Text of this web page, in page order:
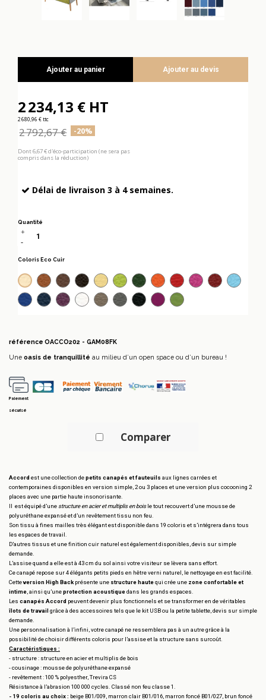
Ajouter au panier Ajouter au devis
2 234,13 € HT
2 680,96 € ttc
2 792,67 € -20%
Dont 6,67 € d'éco-participation (ne sera pas
compris dans la réduction)
Délai de livraison 3 à 4 semaines.
Coloris Eco Cuir
BeigeMarron clair
Marron foncé
Brun foncé
VanillePistacheVert Anglais
Orange
RougeRoseBordeaux
Bleu
Bleu roiBleu foncé
PruneBlancTaupeGris anthracite
Noir Fuschia
Vert
Quantité
référence OACCO202 - GAM08FK
Une oasis de tranquillité au milieu d’un open space ou d’un bureau !
Paiement
sécurisé
Comparer
Accord est une collection depetits canapés et fauteuils aux lignes carrées et
contemporaines disponibles en version simple, 2 ou 3 places et une version plus cocooning 2
places avec une partie haute insonorisante.
Il est équipé d’une structure en acier et multiplis en boisle tout recouvert d’une mousse de
polyuréthane expansé et d’un revêtement tissu non feu.
Son tissu à fines mailles très élégant est disponible dans 19 coloris et s’intégrera dans tous
les espaces de travail.
D’autres tissus et une finition cuir naturel est également disponibles, devis sur simple
demande.
L’assise quand a elle est à 43 cm du sol ainsi votre visiteur se lèvera sans effort.
Ce canapé repose sur 4 élégants petits pieds en hêtre verni naturel, le nettoyage en est facilité.
Cetteversion High Back présente une structure hautequi crée une zone confortable et
intime , ainsi qu’uneprotection acoustiquedans les grands espaces.
Les canapés Accord peuvent devenir plus fonctionnels et se transformer en de véritables
îlots de travail grâce à des accessoires tels que le kit USB ou la petite tablette, devis sur simple
demande.
Une personnalisation à l’infini, votre canapé ne ressemblera pas à un autre grâce à la
possibilité de choisir différents coloris pour l’assise et la structure sans surcoût.
Caractéristiques :
- structure : structure en acier et multiplis de bois
- cousinage : mousse de polyuréthane expansé
- revêtement : 100 % polyesther, Trevira CS
Résistance à l’abrasion 100 000 cycles. Classé non feu classe 1.
- 19 coloris au choix : beige B01/009, marron clair B01/016, marron foncé B01/027, brun foncé